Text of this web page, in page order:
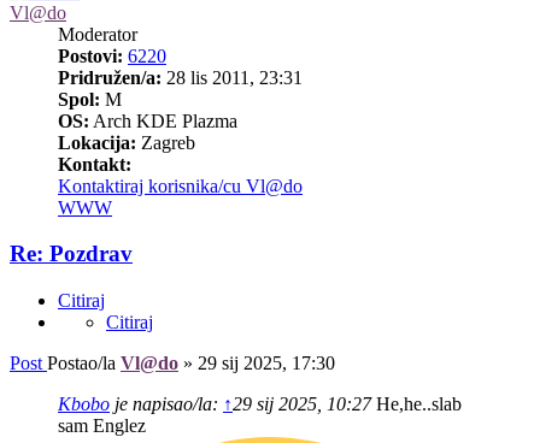
Vl@do
Moderator
Postovi: 6220
Pridružen/a: 28 lis 2011, 23:31
Spol: M
OS: Arch KDE Plazma
Lokacija: Zagreb
Kontakt:
Kontaktiraj korisnika/cu Vl@do
WWW
Re: Pozdrav
Citiraj
Citiraj
Post Postao/la Vl@do » 29 sij 2025, 17:30
Kbobo je napisao/la: ↑29 sij 2025, 10:27He,he..slab
sam Englez